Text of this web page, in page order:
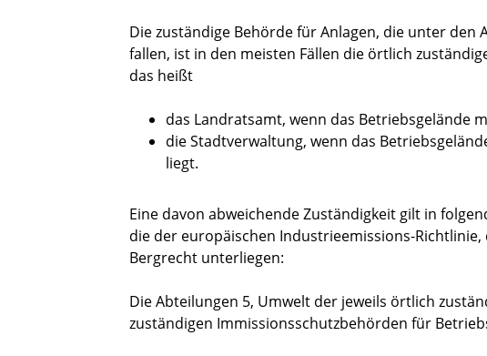
Die zuständige Behörde für Anlagen, die unter den
fallen, ist in den meisten Fällen die örtlich
das heißt
das Landratsamt, wenn das Betriebsgelände
die Stadtverwaltung, wenn das
liegt.
Eine davon abweichende Zuständigkeit gilt in
die der europäischen Industrieemissions-
Bergrecht unterliegen:
Die Abteilungen 5, Umwelt der jeweils örtlich
zuständigen Immissionsschutzbehörden für